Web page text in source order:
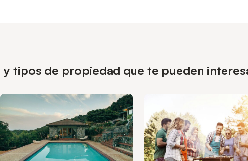
y tipos de propiedad que te pueden